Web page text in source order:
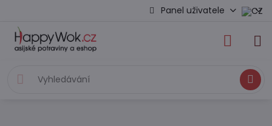
Panel uživatele
Hledat